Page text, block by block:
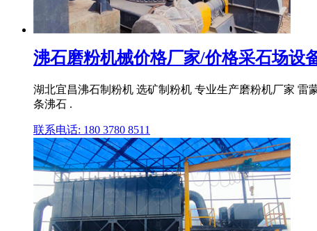
沸石磨粉机械价格厂家/价格采石场设
湖北宜昌沸石制粉机 选矿制粉机 专业生产磨粉机厂家 雷
条沸石 .
联系电话: 180 3780 8511